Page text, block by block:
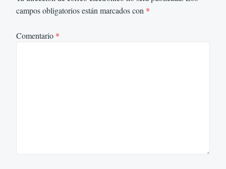
campos obligatorios están marcados con *
Comentario *